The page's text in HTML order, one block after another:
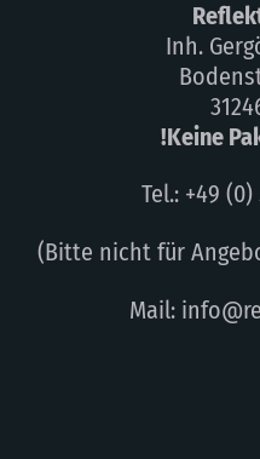
Inh.
!Keine
Tel.: +49 (0)
(Bitte nicht für
Mail: